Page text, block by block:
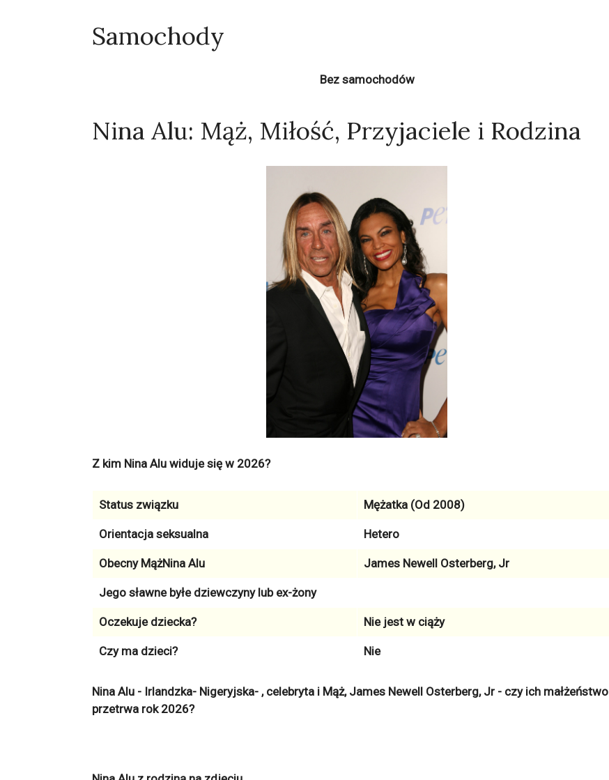
Samochody
Bez samochodów
Nina Alu: Mąż, Miłość, Przyjaciele i Rodzina
Z kim Nina Alu widuje się w 2026?
Status związku Mężatka (Od 2008)
Orientacja seksualna Hetero
Obecny MążNina Alu James Newell Osterberg, Jr
Jego sławne byłe dziewczyny lub ex-żony
Oczekuje dziecka? Nie jest w ciąży
Czy ma dzieci? Nie
Nina Alu - Irlandzka- Nigeryjska- , celebryta i Mąż, James Newell Osterberg, Jr - czy ich małżeństwo
przetrwa rok 2026?